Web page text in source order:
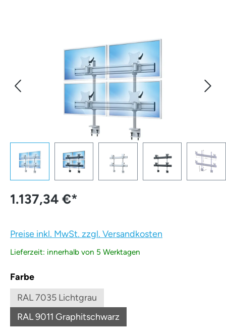
1.137,34 €*
Preise inkl. MwSt. zzgl. Versandkosten
Lieferzeit: innerhalb von 5 Werktagen
Farbeauswählen
RAL 7035 Lichtgrau
(Diese Option ist zurzeit nicht verfügbar.)
RAL 9011 Graphitschwarz
(Diese Option ist zurzeit nicht verfügbar.)